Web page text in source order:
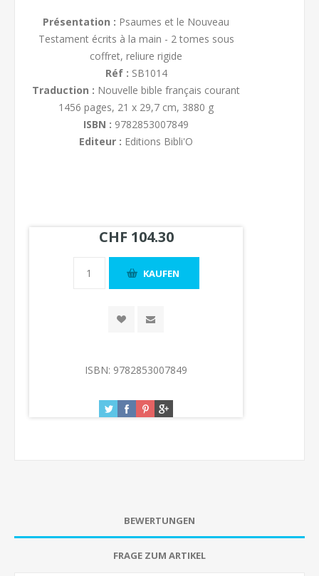
Présentation : Psaumes et le Nouveau
Testament écrits à la main - 2 tomes sous
coffret, reliure rigide
Réf : SB1014
Traduction : Nouvelle bible français courant
1456 pages, 21 x 29,7 cm, 3880 g
ISBN : 9782853007849
Editeur : Editions Bibli'O
CHF 104.30
ISBN: 9782853007849
BEWERTUNGEN
FRAGE ZUM ARTIKEL